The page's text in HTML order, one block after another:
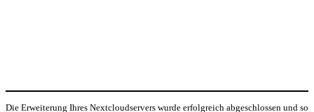
Die Erweiterung Ihres Nextcloudservers wurde erfolgreich abgeschlossen und so